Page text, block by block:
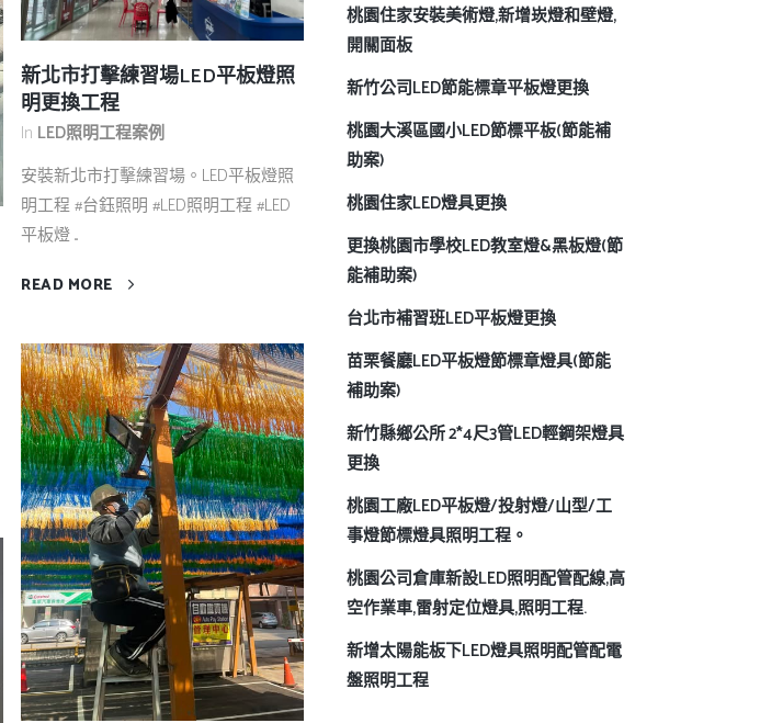
新北市打擊練習場LED平板燈照
明更換工程
In LED照明工程案例
安裝新北市打擊練習場。LED平板燈照
明工程 #台鈺照明 #LED照明工程 #LED
平板燈 ...
READ MORE
桃園住家安裝美術燈,新增崁燈和壁燈,
開關面板
新竹公司LED節能標章平板燈更換
桃園大溪區國小LED節標平板(節能補
助案)
桃園住家LED燈具更換
更換桃園市學校LED教室燈&黑板燈(節
能補助案)
台北市補習班LED平板燈更換
苗栗餐廳LED平板燈節標章燈具(節能
補助案)
新竹縣鄉公所 2*4尺3管LED輕鋼架燈具
更換
桃園工廠LED平板燈/投射燈/山型/工
事燈節標燈具照明工程。
桃園公司倉庫新設LED照明配管配線,高
空作業車,雷射定位燈具,照明工程.
新增太陽能板下LED燈具照明配管配電
盤照明工程